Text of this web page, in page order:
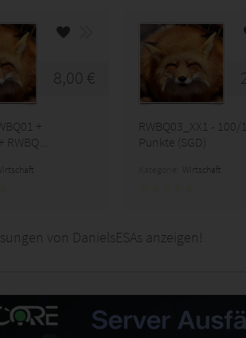
8,00 €
+
RWBQ...
RWBQ03_XX1 - 100/
Punkte (SGD)
Wirtschaft
von DanielsESAs anzeigen!